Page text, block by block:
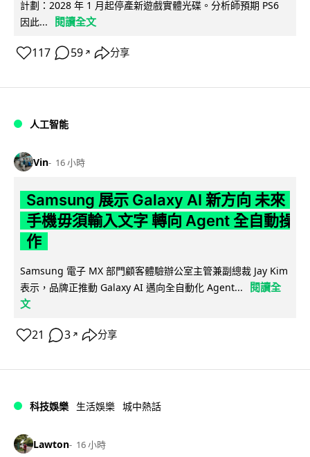
計劃：2028 年 1 月起停產新遊戲實體光碟。分析師預期 PS6
因此...
閱讀全文
117 59 ↗ 分享
人工智能
Vin 16 小時
Samsung 展示 Galaxy AI 新方向 未來
手機毋須輸入文字 轉向 Agent 全自動操
作
Samsung 電子 MX 部門顧客體驗辦公室主管兼副總裁 Jay Kim
表示，品牌正推動 Galaxy AI 邁向全自動化 Agent...
閱讀全
文
21 3 ↗ 分享
科技娛樂 生活娛樂 城中熱話
Lawton 16 小時